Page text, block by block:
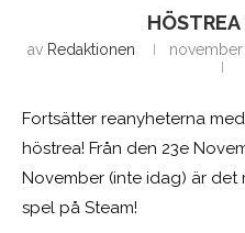
av Redaktionen november
Fortsätter reanyheterna
höstrea! Från den 23e
November (inte idag) är det
spel på Steam!